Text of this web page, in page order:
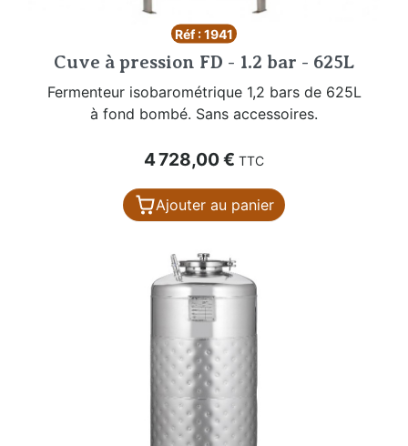
Réf : 1941
Cuve à pression FD - 1.2 bar - 625L
Fermenteur isobarométrique 1,2 bars de 625L
à fond bombé. Sans accessoires.
Prix
4 728,00 € TTC
Ajouter au panier